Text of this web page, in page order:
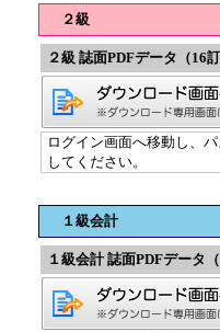
２級
２級 誌面PDFデータ（16訂
ログイン画面へ移動し、
してください。
１級会計
１級会計 誌面PDFデータ（